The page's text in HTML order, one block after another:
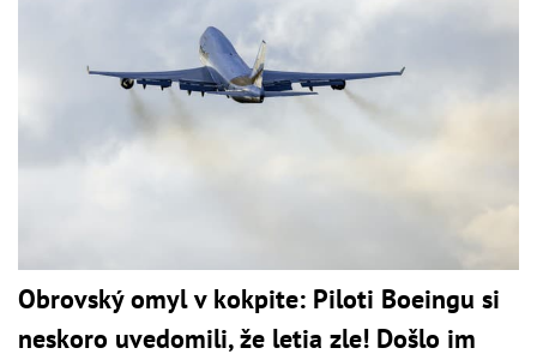
Obrovský omyl v kokpite: Piloti Boeingu si
neskoro uvedomili, že letia zle! Došlo im